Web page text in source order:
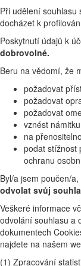
Při udělení
docházet k
Poskytnutí údajů k
dobrovolné.
Beru na vědomí, že
požadovat
požadovat
požadovat
vznést
na
podat stížnost
ochranu
Byl/a jsem poučen/
odvolat svůj
Veškeré informace
odvolání souhlasu a
dokumentech
najdete na našem
(1) Zpracování